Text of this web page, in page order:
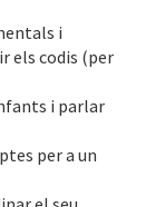
i
els codis (per
i parlar
per a un